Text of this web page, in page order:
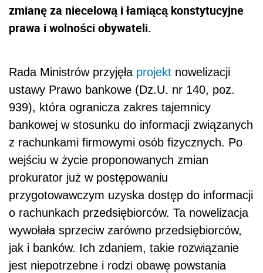
zmianę za niecelową i łamiącą konstytucyjne
prawa i wolności obywateli.
Rada Ministrów przyjęła projekt nowelizacji
ustawy Prawo bankowe (Dz.U. nr 140, poz.
939), która ogranicza zakres tajemnicy
bankowej w stosunku do informacji związanych
z rachunkami firmowymi osób fizycznych. Po
wejściu w życie proponowanych zmian
prokurator już w postępowaniu
przygotowawczym uzyska dostęp do informacji
o rachunkach przedsiębiorców. Ta nowelizacja
wywołała sprzeciw zarówno przedsiębiorców,
jak i banków. Ich zdaniem, takie rozwiązanie
jest niepotrzebne i rodzi obawę powstania